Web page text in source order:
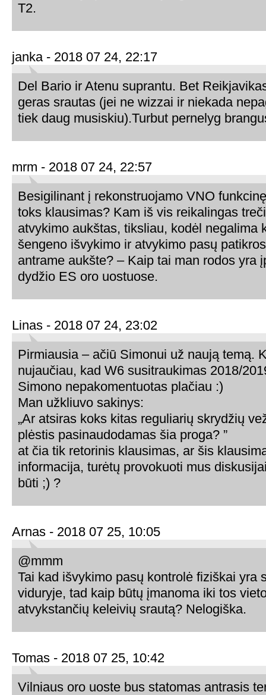
T2.
janka - 2018 07 24, 22:17
Del Bario ir Atenu suprantu. Bet
geras srautas (jei ne wizzai ir niekada
tiek daug musiskiu).Turbut pernelyg
mrm - 2018 07 24, 22:57
Besigilinant į rekonstruojamo VNO
toks klausimas? Kam iš vis reikalingas
atvykimo aukštas, tiksliau, kodėl negalima
šengeno išvykimo ir atvykimo pasų
antrame aukšte? – Kaip tai man rodos yra
dydžio ES oro uostuose.
Linas - 2018 07 24, 23:02
Pirmiausia – ačiū Simonui už naują temą.
nujaučiau, kad W6 susitraukimas 2018/
Simono nepakomentuotas plačiau :)
Man užkliuvo sakinys:
„Ar atsiras koks kitas reguliarių skrydžių
plėstis pasinaudodamas šia proga? ”
at čia tik retorinis klausimas, ar šis
informacija, turėtų provokuoti mus
būti ;) ?
Arnas - 2018 07 25, 10:05
@mmm
Tai kad išvykimo pasų kontrolė fiziškai yra
viduryje, tad kaip būtų įmanoma iki tos
atvykstančių keleivių srautą? Nelogiška.
Tomas - 2018 07 25, 10:42
Vilniaus oro uoste bus statomas antrasis